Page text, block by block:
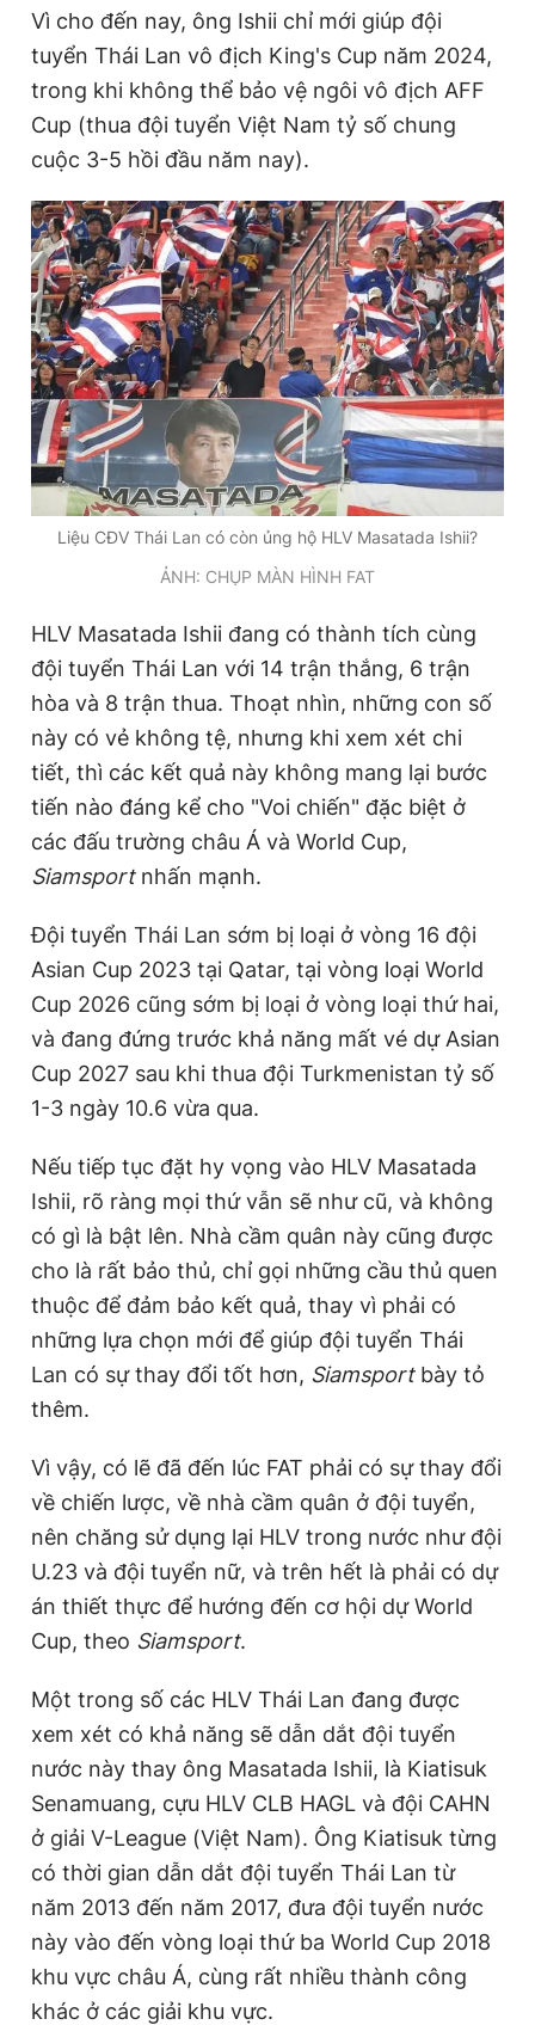
Vì cho đến nay, ông Ishii chỉ mới giúp đội
tuyển Thái Lan vô địch King's Cup năm 2024,
trong khi không thể bảo vệ ngôi vô địch AFF
Cup (thua đội tuyển Việt Nam tỷ số chung
cuộc 3-5 hồi đầu năm nay).
Liệu CĐV Thái Lan có còn ủng hộ HLV Masatada Ishii?
ẢNH: CHỤP MÀN HÌNH FAT
HLV Masatada Ishii đang có thành tích cùng
đội tuyển Thái Lan với 14 trận thắng, 6 trận
hòa và 8 trận thua. Thoạt nhìn, những con số
này có vẻ không tệ, nhưng khi xem xét chi
tiết, thì các kết quả này không mang lại bước
tiến nào đáng kể cho "Voi chiến" đặc biệt ở
các đấu trường châu Á và World Cup,
Siamsportnhấn mạnh.
Đội tuyển Thái Lan sớm bị loại ở vòng 16 đội
Asian Cup 2023 tại Qatar, tại vòng loại World
Cup 2026 cũng sớm bị loại ở vòng loại thứ hai,
và đang đứng trước khả năng mất vé dự Asian
Cup 2027 sau khi thua đội Turkmenistan tỷ số
1-3 ngày 10.6 vừa qua.
Nếu tiếp tục đặt hy vọng vào HLV Masatada
Ishii, rõ ràng mọi thứ vẫn sẽ như cũ, và không
có gì là bật lên. Nhà cầm quân này cũng được
cho là rất bảo thủ, chỉ gọi những cầu thủ quen
thuộc để đảm bảo kết quả, thay vì phải có
những lựa chọn mới để giúp đội tuyển Thái
Lan có sự thay đổi tốt hơn, Siamsportbày tỏ
thêm.
Vì vậy, có lẽ đã đến lúc FAT phải có sự thay đổi
về chiến lược, về nhà cầm quân ở đội tuyển,
nên chăng sử dụng lại HLV trong nước như đội
U.23 và đội tuyển nữ, và trên hết là phải có dự
án thiết thực để hướng đến cơ hội dự World
Cup, theo Siamsport.
Một trong số các HLV Thái Lan đang được
xem xét có khả năng sẽ dẫn dắt đội tuyển
nước này thay ông Masatada Ishii, là Kiatisuk
Senamuang, cựu HLV CLB HAGL và đội CAHN
ở giải V-League (Việt Nam). Ông Kiatisuk từng
có thời gian dẫn dắt đội tuyển Thái Lan từ
năm 2013 đến năm 2017, đưa đội tuyển nước
này vào đến vòng loại thứ ba World Cup 2018
khu vực châu Á, cùng rất nhiều thành công
khác ở các giải khu vực.